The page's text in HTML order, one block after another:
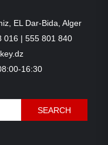
EL Dar-Bida, Alger
016 | 555 801 840
16:30